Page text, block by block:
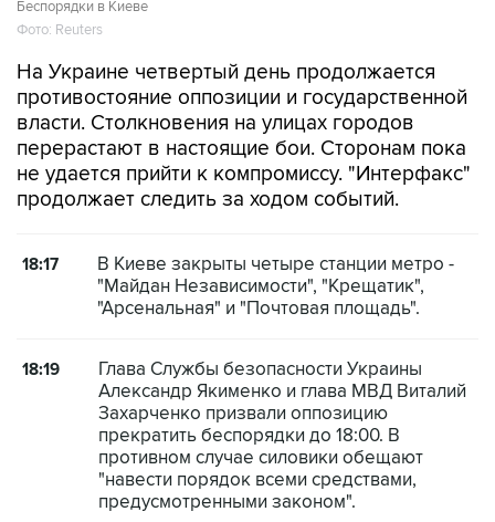
Беспорядки в Киеве
Фото: Reuters
На Украине четвертый день продолжается
противостояние оппозиции и государственной
власти. Столкновения на улицах городов
перерастают в настоящие бои. Сторонам пока
не удается прийти к компромиссу. "Интерфакс"
продолжает следить за ходом событий.
18:17
В Киеве закрыты четыре станции метро -
"Майдан Независимости", "Крещатик",
"Арсенальная" и "Почтовая площадь".
18:19
Глава Службы безопасности Украины
Александр Якименко и глава МВД Виталий
Захарченко призвали оппозицию
прекратить беспорядки до 18:00. В
противном случае силовики обещают
"навести порядок всеми средствами,
предусмотренными законом".